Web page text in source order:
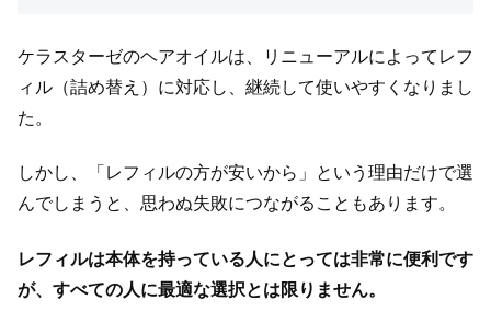
ケラスターゼのヘアオイルは、リニューアルによってレフ
ィル（詰め替え）に対応し、継続して使いやすくなりまし
た。
しかし、「レフィルの方が安いから」という理由だけで選
んでしまうと、思わぬ失敗につながることもあります。
レフィルは本体を持っている人にとっては非常に便利です
が、すべての人に最適な選択とは限りません。